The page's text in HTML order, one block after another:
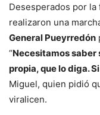
Desesperados por
realizaron una
General Pueyrredón
“Necesitamos saber
propia, que lo diga.
Miguel, quien pidió
viralicen.